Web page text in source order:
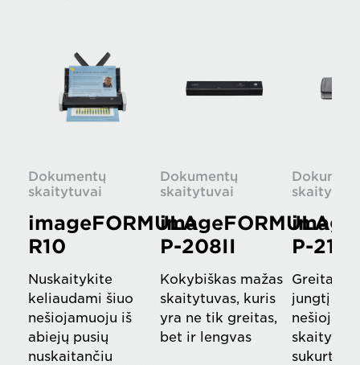
Dokumentų
skaitytuvai
imageFORMULA
R10
Nuskaitykite
keliaudami šiuo
nešiojamuoju iš
abiejų pusių
nuskaitančiu
Dokumentų
skaitytuvai
imageFORMULA
P-208II
Kokybiškas mažas
skaitytuvas, kuris
yra ne tik greitas,
bet ir lengvas
P-
Greitas
jungtį
sukurtas